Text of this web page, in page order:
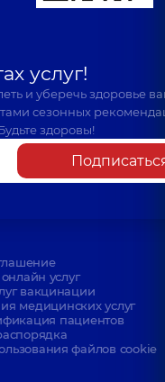
услуг!
и уберечь здоровье
сезонных
здоровы!
услуг
вакцинации
медицинских услуг
пациентов
файлов cookie